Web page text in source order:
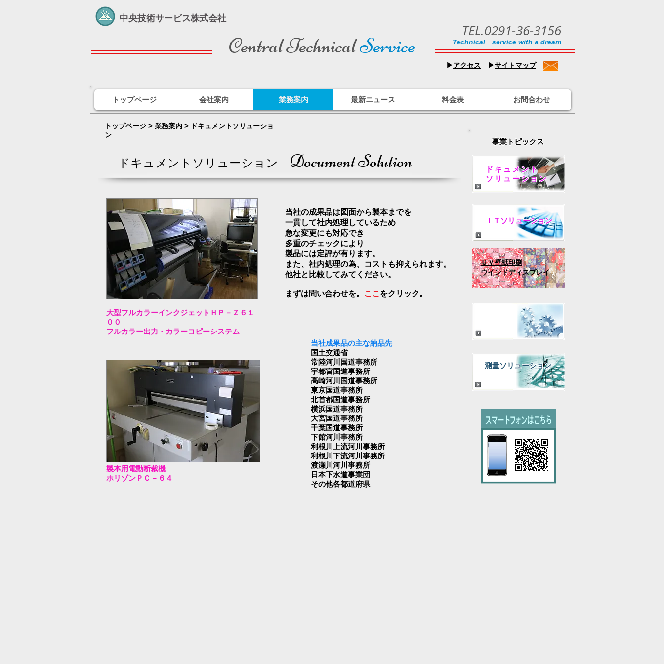
中央技術サービス株式会社
Central TechnicalService
TEL.0291-36-3156
Technical service with a dream
▶アクセス ▶サイトマップ
トップページ 会社案内 業務案内 最新ニュース 料金表 お問合わせ
トップページ > 業務案内 > ドキュメントソリューショ
ン
ドキュメントソリューション Document Solution
当社の成果品は図面から製本までを
一貫して社内処理しているため
急な変更にも対応でき
多重のチェックにより
製品には定評が有ります。
また、社内処理の為、コストも抑えられます。
他社と比較してみてください。
まずは問い合わせを。 ここ をクリック。
大型フルカラーインクジェットＨＰ－Ｚ６１
００
フルカラー出力・カラーコピーシステム
製本用電動断裁機
ホリゾンＰＣ－６４
当社成果品の主な納品先
国土交通省
常陸河川国道事務所
宇都宮国道事務所
高崎河川国道事務所
東京国道事務所
北首都国道事務所
横浜国道事務所
大宮国道事務所
千葉国道事務所
下館河川事務所
利根川上流河川事務所
利根川下流河川事務所
渡瀬川河川事務所
日本下水道事業団
その他各都道府県
事業トピックス
ドキュメント
ソリューション
ＩＴソリューション
ＵＶ壁紙印刷
ウインドディスプレイ
各種サービス
測量ソリューション